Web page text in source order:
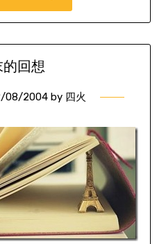
回想
08/2004 by 四火